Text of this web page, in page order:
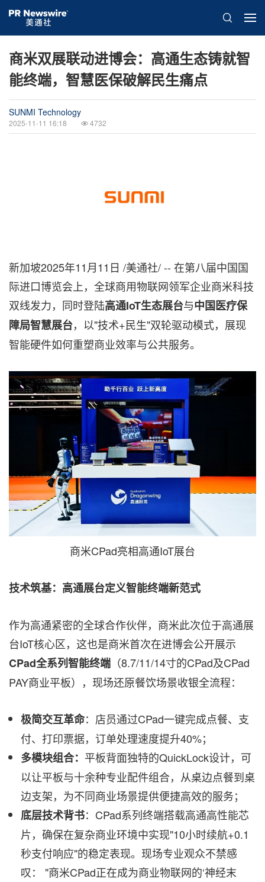
商米双展联动进博会：高通生态铸就智
能终端，智慧医保破解民生痛点
SUNMI Technology
2025-11-11 16:18 4732
新加坡2025年11月11日 /美通社/ -- 在第八届中国国
际进口博览会上，全球商用物联网领军企业商米科技
双线发力，同时登陆高通IoT生态展台与中国医疗保
障局智慧展台，以"技术+民生"双轮驱动模式，展现
智能硬件如何重塑商业效率与公共服务。
商米CPad亮相高通IoT展台
技术筑基：高通展台定义智能终端新范式
作为高通紧密的全球合作伙伴，商米此次位于高通展
台IoT核心区，这也是商米首次在进博会公开展示
CPad全系列智能终端 （8.7/11/14寸的CPad及CPad
PAY商业平板），现场还原餐饮场景收银全流程：
极简交互革命：店员通过CPad一键完成点餐、支
付、打印票据，订单处理速度提升40%；
多模块组合： 平板背面独特的QuickLock设计，可
以让平板与十余种专业配件组合，从桌边点餐到桌
边支架，为不同商业场景提供便捷高效的服务；
底层技术背书：CPad系列终端搭载高通高性能芯
片，确保在复杂商业环境中实现"10小时续航+0.1
秒支付响应"的稳定表现。现场专业观众不禁感
叹： "商米CPad正在成为商业物联网的‘神经末